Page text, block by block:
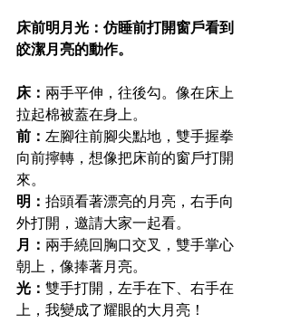
床前明月光：仿睡前打開窗戶看到
皎潔月亮的動作。
床： 兩手平伸，往後勾。像在床上
拉起棉被蓋在身上。
前： 左腳往前腳尖點地，雙手握拳
向前擰轉，想像把床前的窗戶打開
來。
明： 抬頭看著漂亮的月亮，右手向
外打開，邀請大家一起看。
月： 兩手繞回胸口交叉，雙手掌心
朝上，像捧著月亮。
光： 雙手打開，左手在下、右手在
上，我變成了耀眼的大月亮！